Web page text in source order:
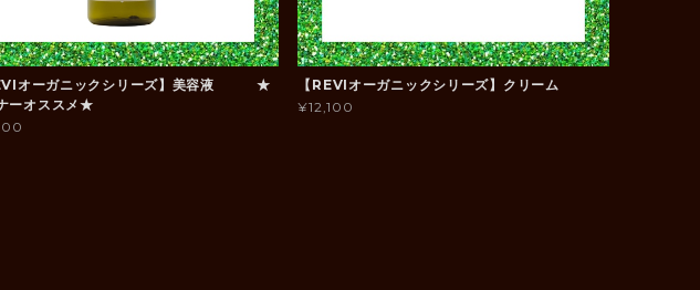
オーガニックシリーズ】美容液 ★
ーオススメ★
【REVIオーガニックシリーズ】クリーム
¥12,100